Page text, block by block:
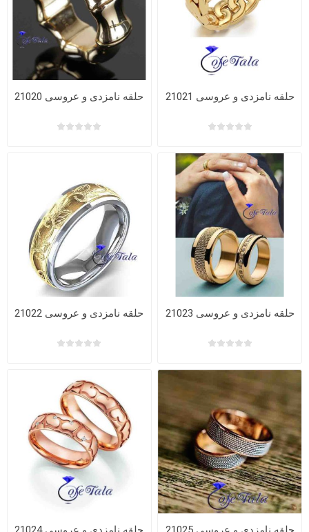
حلقه نامزدی و عروسی 21020 حلقه نامزدی و عروسی 21021
حلقه نامزدی و عروسی 21022 حلقه نامزدی و عروسی 21023